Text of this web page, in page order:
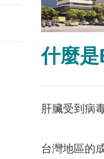
什麼
肝臟受到病
台灣地區的